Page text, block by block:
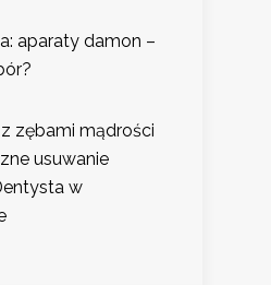
aparaty damon –
zębami mądrości
usuwanie
w